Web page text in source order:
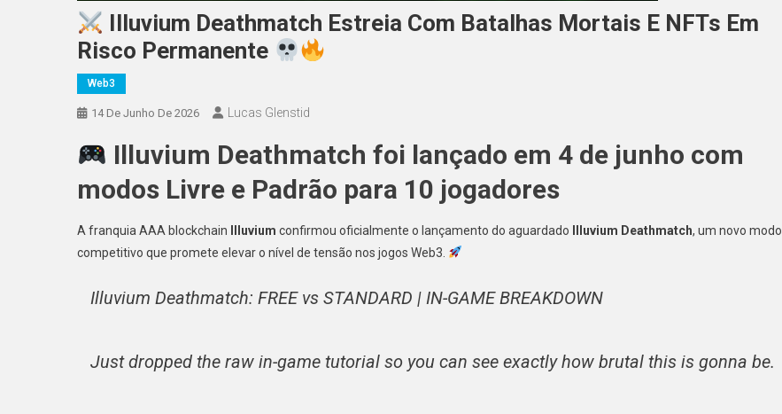
Illuvium Deathmatch Estreia Com Batalhas Mortais E NFTs Em
Risco Permanente
Web3
14 De Junho De 2026 Lucas Glenstid
Illuvium Deathmatch foi lançado em 4 de junho com
modos Livre e Padrão para 10 jogadores
A franquia AAA blockchain Illuvium confirmou oficialmente o lançamento do aguardado Illuvium Deathmatch, um novo modo
competitivo que promete elevar o nível de tensão nos jogos Web3.
Illuvium Deathmatch: FREE vs STANDARD | IN-GAME BREAKDOWN
Just dropped the raw in-game tutorial so you can see exactly how brutal this is gonna be.